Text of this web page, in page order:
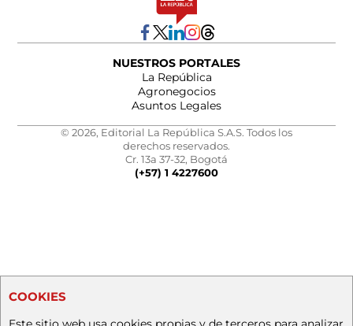
NUESTROS PORTALES
La República
Agronegocios
Asuntos Legales
© 2026, Editorial La República S.A.S. Todos los
derechos reservados.
Cr. 13a 37-32, Bogotá
(+57) 1 4227600
COOKIES